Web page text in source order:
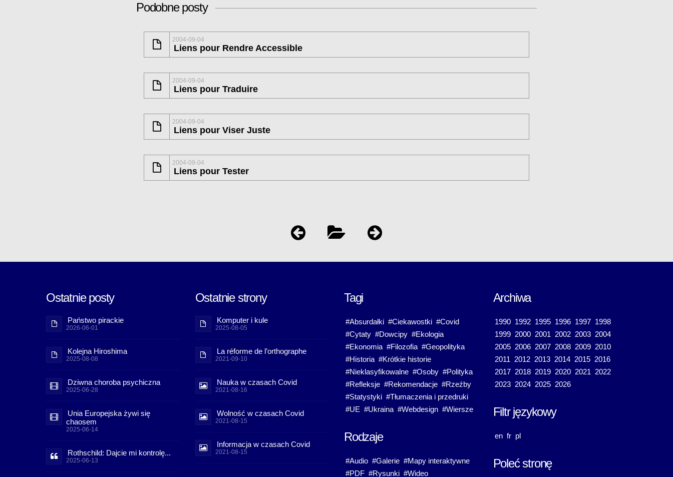
Podobne posty
2004-09-04
Liens pour Rendre Accessible
2004-09-04
Liens pour Traduire
2004-09-04
Liens pour Viser Juste
2004-09-04
Liens pour Tester
Ostatnie posty
Państwo pirackie
2026-06-01
Kolejna Hiroshima
2025-08-08
Dziwna choroba psychiczna
2025-06-28
Unia Europejska żywi się
chaosem
2025-06-14
Rothschild: Dajcie mi kontrolę...
2025-06-13
Ostatnie strony
Komputer i kule
2025-08-05
La réforme de l’orthographe
2021-09-10
Nauka w czasach Covid
2021-08-16
Wolność w czasach Covid
2021-08-15
Informacja w czasach Covid
2021-08-15
Tagi
#Absurdałki #Ciekawostki #Covid
#Cytaty #Dowcipy #Ekologia
#Ekonomia #Filozofia #Geopolityka
#Historia #Krótkie historie
#Nieklasyfikowalne #Osoby #Polityka
#Refleksje #Rekomendacje #Rzeźby
#Statystyki #Tłumaczenia i przedruki
#UE #Ukraina #Webdesign #Wiersze
Rodzaje
#Audio #Galerie #Mapy interaktywne
#PDF #Rysunki #Wideo
Archiwa
1990 1992 1995 1996 1997 1998
1999 2000 2001 2002 2003 2004
2005 2006 2007 2008 2009 2010
2011 2012 2013 2014 2015 2016
2017 2018 2019 2020 2021 2022
2023 2024 2025 2026
Filtr językowy
en fr pl
Poleć stronę